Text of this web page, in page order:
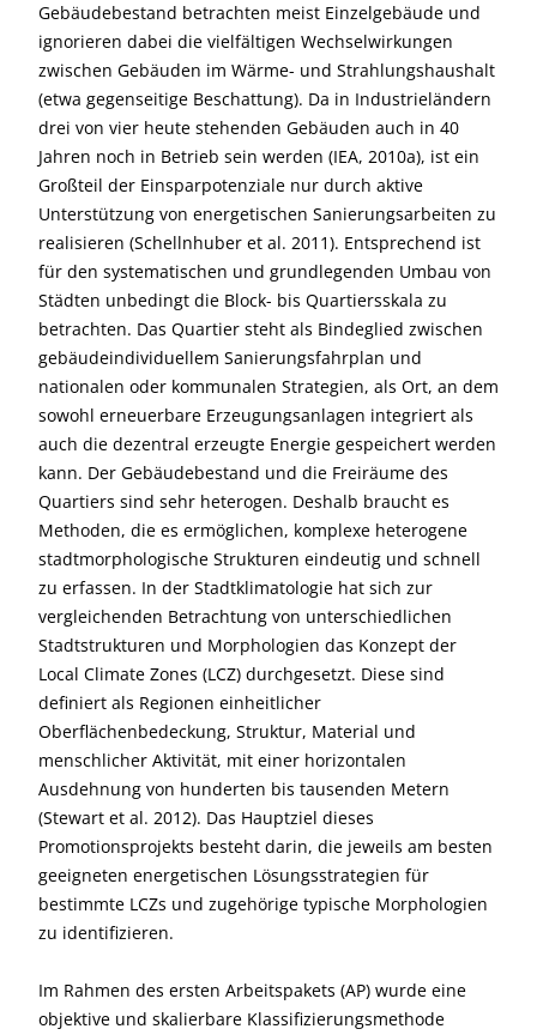
Gebäudebestand betrachten meist Einzelgebäude und
ignorieren dabei die vielfältigen Wechselwirkungen
zwischen Gebäuden im Wärme- und Strahlungshaushalt
(etwa gegenseitige Beschattung). Da in Industrieländern
drei von vier heute stehenden Gebäuden auch in 40
Jahren noch in Betrieb sein werden (IEA, 2010a), ist ein
Großteil der Einsparpotenziale nur durch aktive
Unterstützung von energetischen Sanierungsarbeiten zu
realisieren (Schellnhuber et al. 2011). Entsprechend ist
für den systematischen und grundlegenden Umbau von
Städten unbedingt die Block- bis Quartiersskala zu
betrachten. Das Quartier steht als Bindeglied zwischen
gebäudeindividuellem Sanierungsfahrplan und
nationalen oder kommunalen Strategien, als Ort, an dem
sowohl erneuerbare Erzeugungsanlagen integriert als
auch die dezentral erzeugte Energie gespeichert werden
kann. Der Gebäudebestand und die Freiräume des
Quartiers sind sehr heterogen. Deshalb braucht es
Methoden, die es ermöglichen, komplexe heterogene
stadtmorphologische Strukturen eindeutig und schnell
zu erfassen. In der Stadtklimatologie hat sich zur
vergleichenden Betrachtung von unterschiedlichen
Stadtstrukturen und Morphologien das Konzept der
Local Climate Zones (LCZ) durchgesetzt. Diese sind
definiert als Regionen einheitlicher
Oberflächenbedeckung, Struktur, Material und
menschlicher Aktivität, mit einer horizontalen
Ausdehnung von hunderten bis tausenden Metern
(Stewart et al. 2012). Das Hauptziel dieses
Promotionsprojekts besteht darin, die jeweils am besten
geeigneten energetischen Lösungsstrategien für
bestimmte LCZs und zugehörige typische Morphologien
zu identifizieren.
Im Rahmen des ersten Arbeitspakets (AP) wurde eine
objektive und skalierbare Klassifizierungsmethode